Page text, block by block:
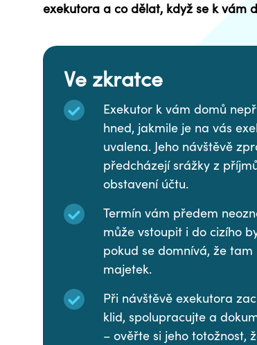
exekutora a co dělat, když se k vám
Ve zkratce
Exekutor k vám domů
hned, jakmile je na vás
uvalena. Jeho návštěvě
předcházejí srážky z
obstavení účtu.
Termín vám předem
může vstoupit i do cizího
pokud se domnívá, že
majetek.
Při návštěvě exekutora
klid, spolupracujte a
– ověřte si jeho totožnost,